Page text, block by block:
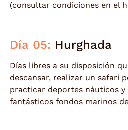
(consultar condiciones en el
Día 05: Hurghada
Días libres a su disposición
descansar, realizar un safari
practicar deportes náuticos
fantásticos fondos marinos